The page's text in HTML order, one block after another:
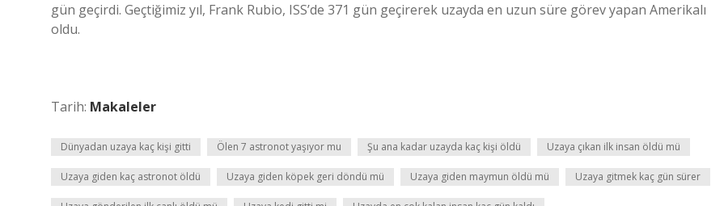
gün geçirdi. Geçtiğimiz yıl, Frank Rubio, ISS’de 371 gün geçirerek uzayda en uzun süre görev yapan Amerikalı
oldu.
Tarih: Makaleler
Dünyadan uzaya kaç kişi gitti Ölen 7 astronot yaşıyor mu Şu ana kadar uzayda kaç kişi öldü Uzaya çıkan ilk insan öldü mü
Uzaya giden kaç astronot öldü Uzaya giden köpek geri döndü mü Uzaya giden maymun öldü mü Uzaya gitmek kaç gün sürer